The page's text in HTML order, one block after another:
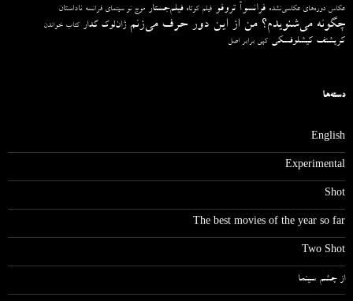
عکاس دوره‌های عکاسی‌نشده فرانسوآ تروفو فیلم کوتاه فیلم‌جستار موج نو سینمای فرانسه ناداستان
چگونه می‌شنویدم؟ من از این دور حرف می‌زنم ژان‌لوک گدار کتاب خواندن
کریشتف کیشلوفسکی کپی برابر اصل
دسته‌ها
English
Experimental
Shot
The best movies of the year so far
Two Shot
از چشم سینما